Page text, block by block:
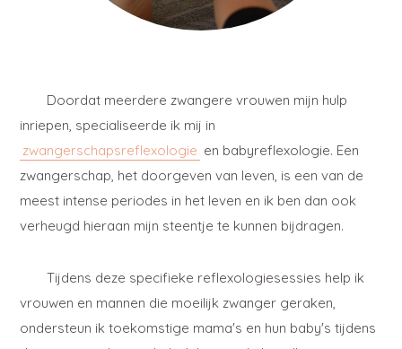
Doordat meerdere zwangere vrouwen mijn hulp
inriepen, specialiseerde ik mij in
zwangerschapsreflexologie en babyreflexologie. Een
zwangerschap, het doorgeven van leven, is een van de
meest intense periodes in het leven en ik ben dan ook
verheugd hieraan mijn steentje te kunnen bijdragen.
Tijdens deze specifieke reflexologiesessies help ik
vrouwen en mannen die moeilijk zwanger geraken,
ondersteun ik toekomstige mama's en hun baby's tijdens